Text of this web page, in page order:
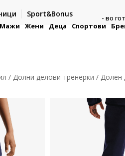
Sport&Bonus
со електронска платежна
- во
Мажи Жени Деца Спортови
Долни делови тренерки Долен